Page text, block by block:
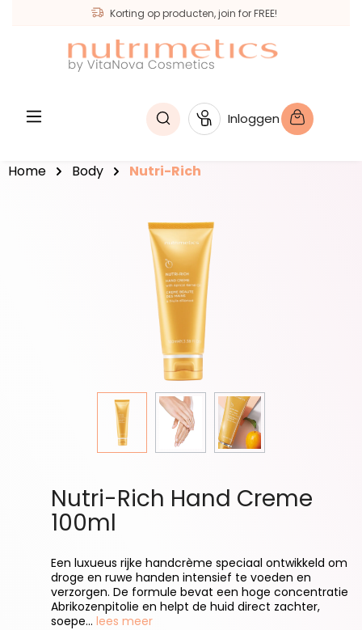
Korting op producten, join for FREE!
Inloggen
Home Body Nutri-Rich
Nutri-Rich Hand Creme
100ml
Een luxueus rijke handcrème speciaal ontwikkeld om
droge en ruwe handen intensief te voeden en
verzorgen. De formule bevat een hoge concentratie
Abrikozenpitolie en helpt de huid direct zachter,
soepe... lees meer